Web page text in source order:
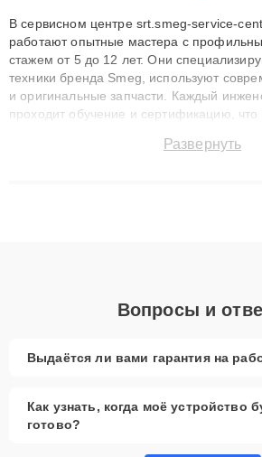
В сервисном центре srt.smeg-service-
работают опытные мастера с
стажем от 5 до 12 лет. Они
техники бренда Smeg, используют
и оригинальные запчасти. Каждый
проходит обучение и сертификацию, что
сохранением гарантии до 3 лет. Наши
Развернуть
Вопросы и
Выдаётся ли вами гарантия на
Как узнать, когда моё устройство
готово?